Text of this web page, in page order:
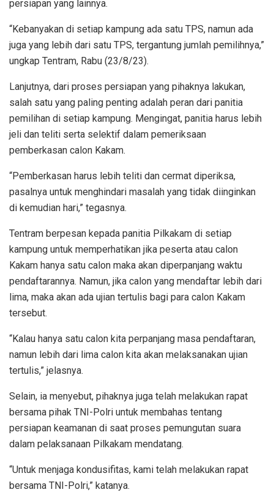
persiapan yang lainnya.
“Kebanyakan di setiap kampung ada satu TPS, namun ada
juga yang lebih dari satu TPS, tergantung jumlah pemilihnya,”
ungkap Tentram, Rabu (23/8/23).
Lanjutnya, dari proses persiapan yang pihaknya lakukan,
salah satu yang paling penting adalah peran dari panitia
pemilihan di setiap kampung. Mengingat, panitia harus lebih
jeli dan teliti serta selektif dalam pemeriksaan
pemberkasan calon Kakam.
“Pemberkasan harus lebih teliti dan cermat diperiksa,
pasalnya untuk menghindari masalah yang tidak diinginkan
di kemudian hari,” tegasnya.
Tentram berpesan kepada panitia Pilkakam di setiap
kampung untuk memperhatikan jika peserta atau calon
Kakam hanya satu calon maka akan diperpanjang waktu
pendaftarannya. Namun, jika calon yang mendaftar lebih dari
lima, maka akan ada ujian tertulis bagi para calon Kakam
tersebut.
“Kalau hanya satu calon kita perpanjang masa pendaftaran,
namun lebih dari lima calon kita akan melaksanakan ujian
tertulis,” jelasnya.
Selain, ia menyebut, pihaknya juga telah melakukan rapat
bersama pihak TNI-Polri untuk membahas tentang
persiapan keamanan di saat proses pemungutan suara
dalam pelaksanaan Pilkakam mendatang.
“Untuk menjaga kondusifitas, kami telah melakukan rapat
bersama TNI-Polri,” katanya.